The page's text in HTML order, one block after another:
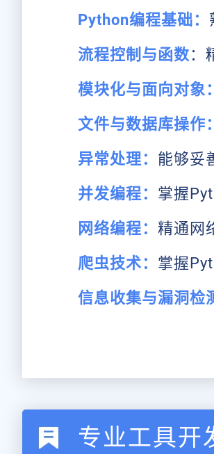
Python编程基础：
流程控制与函数 ：
模块化与面向对象：
文件与数据库操作：
异常处理： 能够妥
并发编程： 掌握
网络编程： 精通网
爬虫技术： 掌握
信息收集与漏洞检
专业工具开